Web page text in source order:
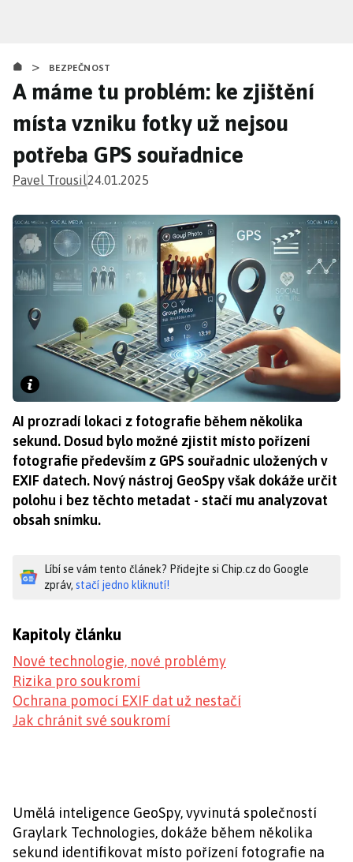
obsahu
> BEZPEČNOST
A máme tu problém: ke zjištění
místa vzniku fotky už nejsou
potřeba GPS souřadnice
Pavel Trousil24.01.2025
AI prozradí lokaci z fotografie během několika
sekund. Dosud bylo možné zjistit místo pořízení
fotografie především z GPS souřadnic uložených v
EXIF datech. Nový nástroj GeoSpy však dokáže určit
polohu i bez těchto metadat - stačí mu analyzovat
obsah snímku.
Líbí se vám tento článek? Přidejte si Chip.cz do Google
zpráv, stačí jedno kliknutí!
Kapitoly článku
Nové technologie, nové problémy
Rizika pro soukromí
Ochrana pomocí EXIF dat už nestačí
Jak chránit své soukromí
Umělá inteligence GeoSpy, vyvinutá společností
Graylark Technologies, dokáže během několika
sekund identifikovat místo pořízení fotografie na